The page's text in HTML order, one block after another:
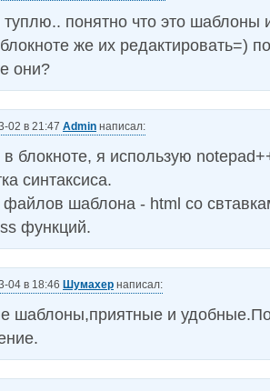
туплю.. понятно что это шаблоны
же их редактировать=)
они?
02 в 21:47 Admin написал:
блокноте, я использую
синтаксиса.
шаблона - html со
функций.
04 в 18:46 Шумахер написал:
шаблоны,приятные и